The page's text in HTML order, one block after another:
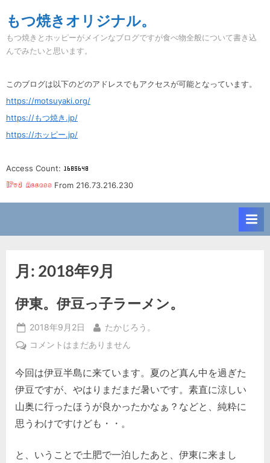
to
content
もつ焼きオリジナル。
もつ焼きとホッピーがメインなブログですが食べ物全般について書き込
んでみたいと思います。
このブログは以下のどのアドレスでもアクセスが可能となっています。
https://motsuyaki.org/
https://もつ焼き.jp/
https://ホッピー.jp/
Access Count:
From 216.73.216.230
月: 2018年9月
伊東。伊豆っ子ラーメン。
Posted
on
2018年9月2日 By
たかじろう。
伊
伊
豆
子
ラ
メ
コメントはまだありません
今回は伊豆半島に来ています。夏のど真ん中を過ぎた
伊豆ですが、やはりまだまだ暑いです。素直に涼しい
山奥に行ったほうが良かったかなぁ？などと、純粋に
思うわけですけども・・。
と、いうことで土肥で一泊したあと、伊東に来まし